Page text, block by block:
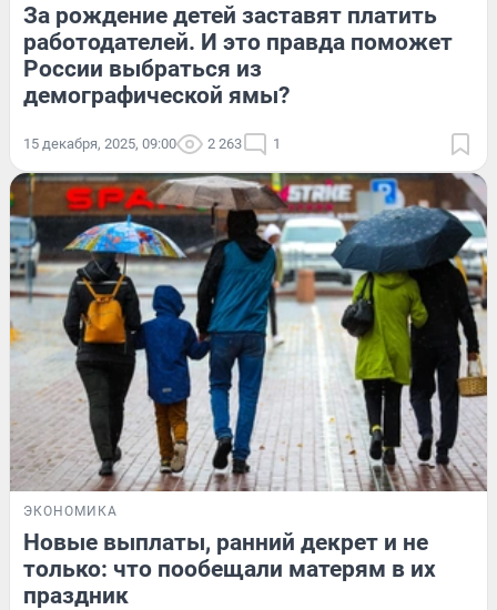
За рождение детей заставят платить
работодателей. И это правда поможет
России выбраться из
демографической ямы?
15 декабря, 2025, 09:00 2 263 1
ЭКОНОМИКА
Новые выплаты, ранний декрет и не
только: что пообещали матерям в их
праздник